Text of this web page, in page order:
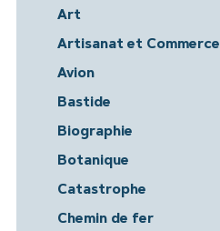
Art
Artisanat et Commerce
Avion
Bastide
Biographie
Botanique
Catastrophe
Chemin de fer